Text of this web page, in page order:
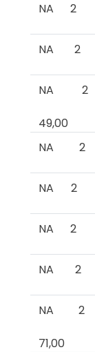
NA
2
NA 2
NA 2
49,00
NA
2
NA 2
NA 2
NA 2
NA 2
71,00